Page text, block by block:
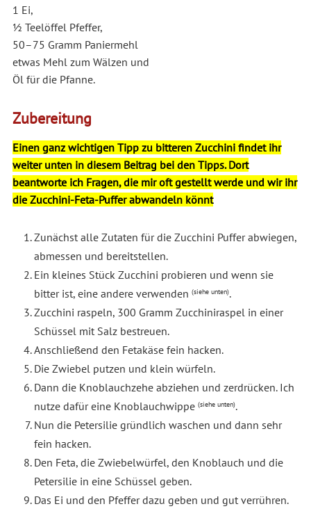
1 Ei,
1⁄2 Teelöffel Pfeffer,
50–75 Gramm Paniermehl
etwas Mehl zum Wälzen und
Öl für die Pfanne.
Zubereitung
Einen ganz wichtigen Tipp zu bitteren Zucchini findet ihr
weiter unten in diesem Beitrag bei den Tipps. Dort
beantworte ich Fragen, die mir oft gestellt werde und wir ihr
die Zucchini-Feta-Puffer abwandeln könnt
Zunächst alle Zutaten für die Zucchini Puffer abwiegen,
abmessen und bereitstellen.
Ein kleines Stück Zucchini probieren und wenn sie
bitter ist, eine andere verwenden (siehe unten).
Zucchini raspeln, 300 Gramm Zucchiniraspel in einer
Schüssel mit Salz bestreuen.
Anschließend den Fetakäse fein hacken.
Die Zwiebel putzen und klein würfeln.
Dann die Knoblauchzehe abziehen und zerdrücken. Ich
nutze dafür eine Knoblauchwippe (siehe unten).
Nun die Petersilie gründlich waschen und dann sehr
fein hacken.
Den Feta, die Zwiebelwürfel, den Knoblauch und die
Petersilie in eine Schüssel geben.
Das Ei und den Pfeffer dazu geben und gut verrühren.